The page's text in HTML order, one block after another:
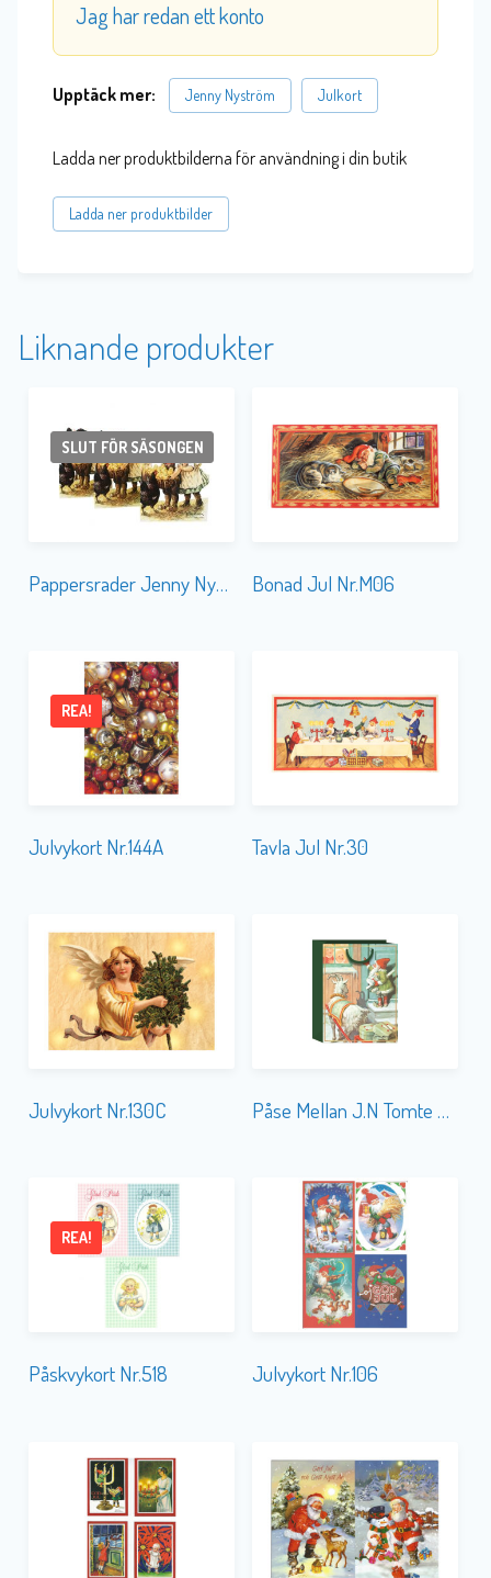
Jag har redan ett konto
Upptäck mer: Jenny Nyström Julkort
Ladda ner produktbilderna för användning i din butik
Ladda ner produktbilder
Liknande produkter
SLUT FÖR SÄSONGEN
Pappersrader Jenny Nyström Barn Bonad Jul Nr.M06
Julvykort Nr.144A
REA!
Tavla Jul Nr.30
Julvykort Nr.130C Påse Mellan J.N Tomte Bock
Påskvykort Nr.518
REA!
Julvykort Nr.106